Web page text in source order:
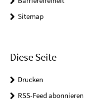
Sitemap
Diese Seite
Drucken
RSS-Feed abonnieren